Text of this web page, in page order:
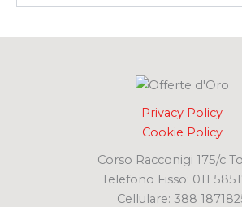
Privacy Policy
Cookie Policy
Corso Racconigi 175/c
Telefono Fisso: 011
Cellulare: 388